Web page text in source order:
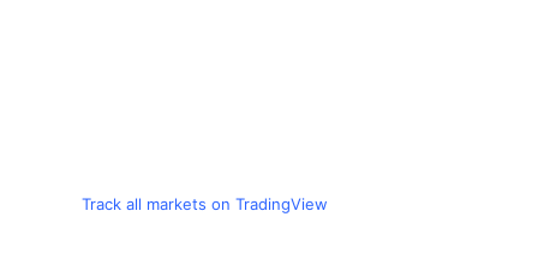
Track all markets on TradingView